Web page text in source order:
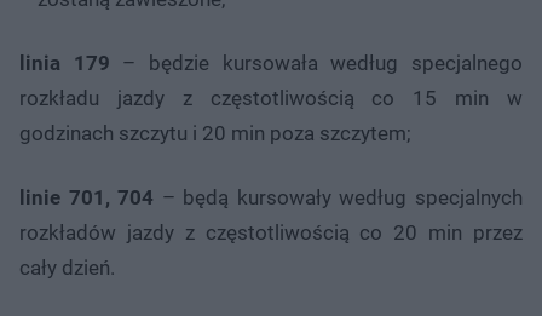
linia 179 – będzie kursowała według specjalnego
rozkładu jazdy z częstotliwością co 15 min w
godzinach szczytu i 20 min poza szczytem;
linie 701, 704 – będą kursowały według specjalnych
rozkładów jazdy z częstotliwością co 20 min przez
cały dzień.